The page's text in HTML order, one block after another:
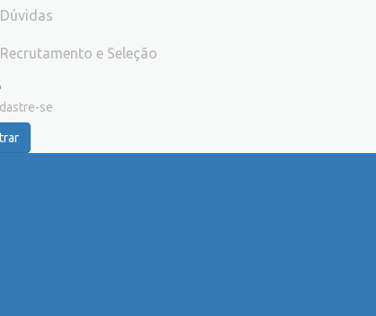
Dúvidas
Recrutamento e Seleção
se